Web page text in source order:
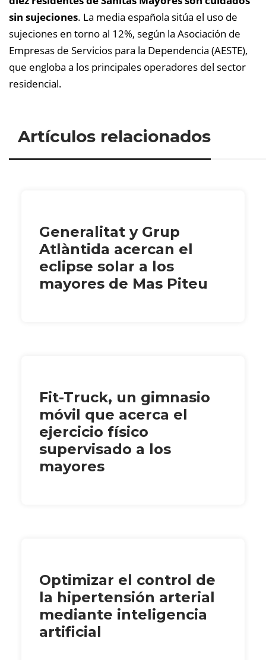
sin sujeciones. La media española sitúa el uso de
sujeciones en torno al 12%, según la Asociación de
Empresas de Servicios para la Dependencia (AESTE),
que engloba a los principales operadores del sector
residencial.
Artículos relacionados
Generalitat y Grup
Atlàntida acercan el
eclipse solar a los
mayores de Mas Piteu
Fit-Truck, un gimnasio
móvil que acerca el
ejercicio físico
supervisado a los
mayores
Optimizar el control de
la hipertensión arterial
mediante inteligencia
artificial